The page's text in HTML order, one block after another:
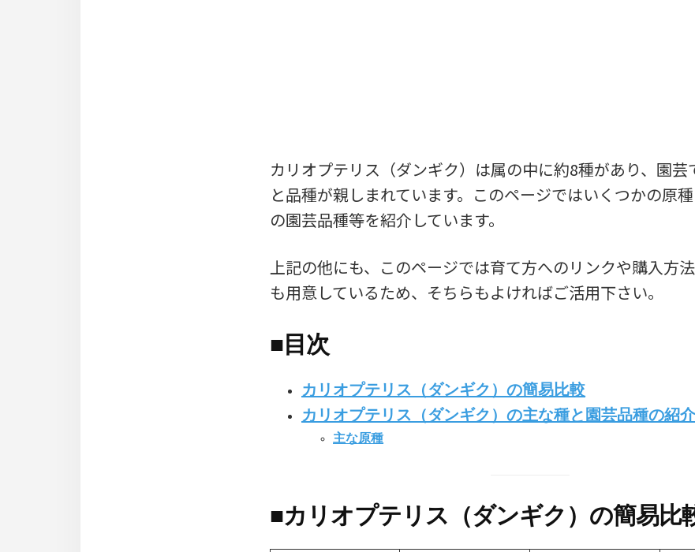
カリオプテリス（ダンギク）は属の中に約8種があり、園芸
と品種が親しまれています。このページではいくつかの原
の園芸品種等を紹介しています。
上記の他にも、このページでは育て方へのリンクや購入方
も用意しているため、そちらもよければご活用下さい。
■ 目次
カリオプテリス（ダンギク）の簡易比較
カリオプテリス（ダンギク）の主な種と園芸品種の紹介
主な原種
■カリオプテリス（ダンギク）の簡易比